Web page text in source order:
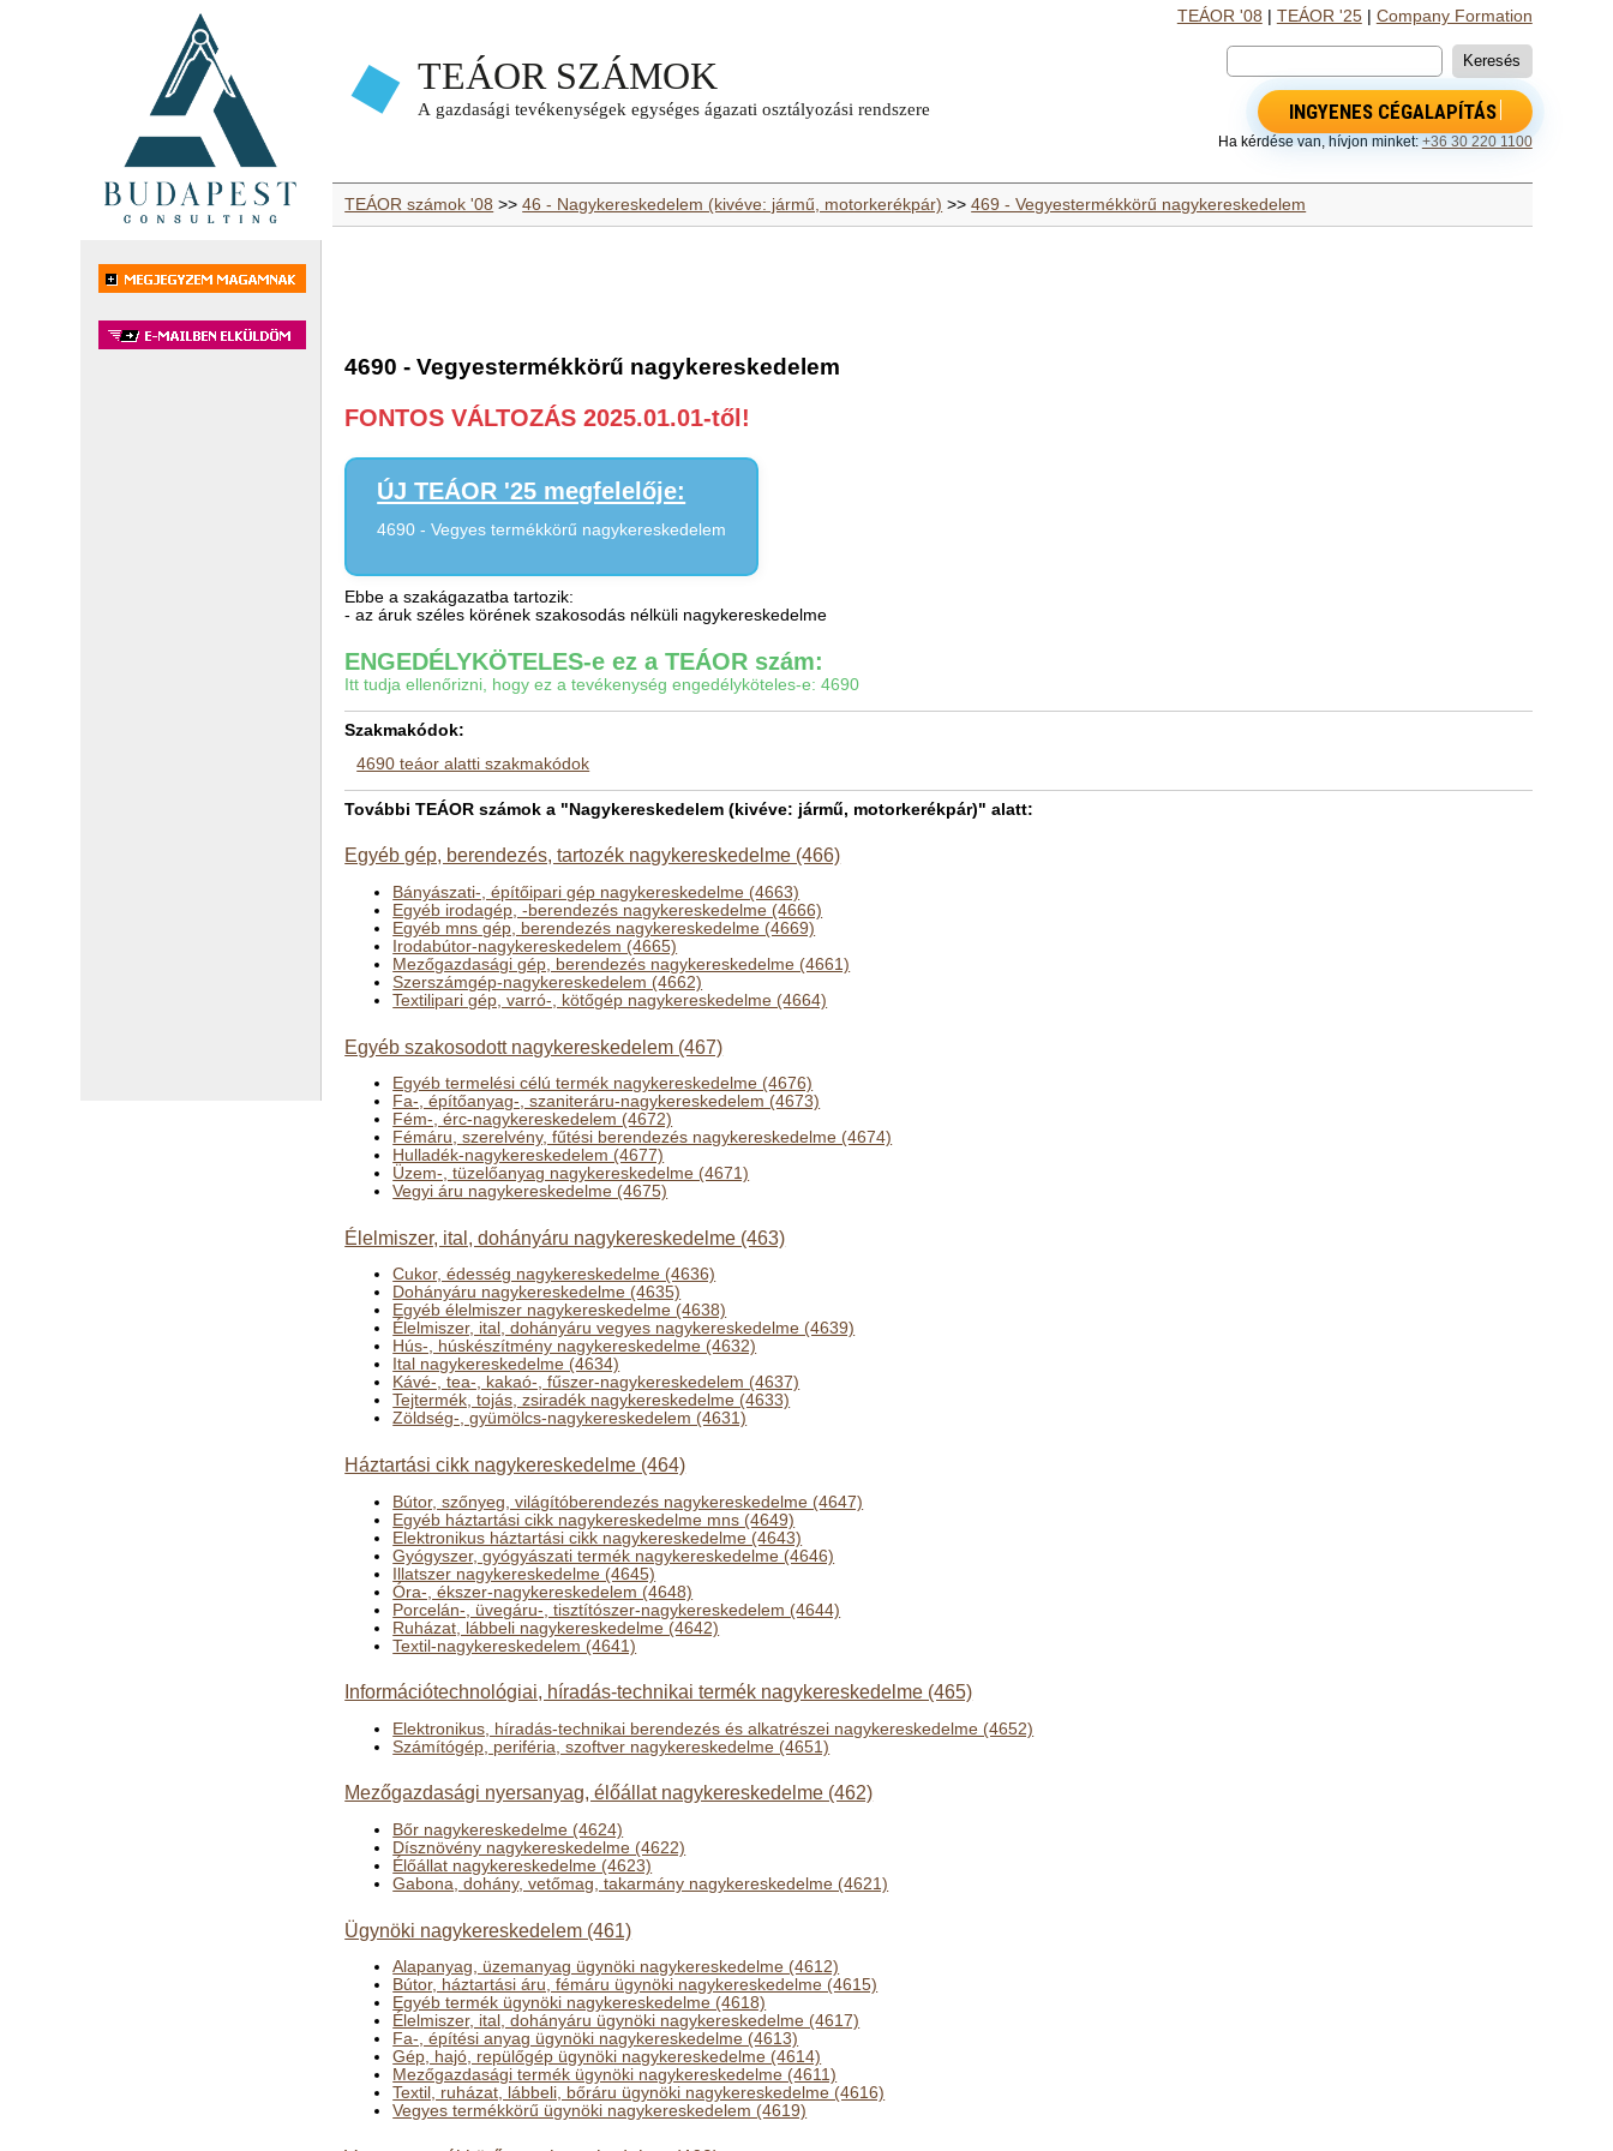
TEÁOR '08 TEÁOR '25| Company Formation
INGYENES CÉGALAPÍTÁS
Ha kérdése van, hívjon minket: +36 30 220 1100
TEÁOR számok '08 >>46 - Nagykereskedelem (kivéve: jármű, motorkerékpár) >>469 - Vegyestermékkörű nagykereskedelem
4690 - Vegyestermékkörű nagykereskedelem
FONTOS VÁLTOZÁS 2025.01.01-től!
ÚJ TEÁOR '25 megfelelője:
4690 - Vegyes termékkörű nagykereskedelem
Ebbe a szakágazatba tartozik:
- az áruk széles körének szakosodás nélküli nagykereskedelme
ENGEDÉLYKÖTELES-e ez a TEÁOR szám:
Itt tudja ellenőrizni, hogy ez a tevékenység engedélyköteles-e: 4690
Szakmakódok:
4690 teáor alatti szakmakódok
További TEÁOR számok a "Nagykereskedelem (kivéve: jármű, motorkerékpár)" alatt:
Egyéb gép, berendezés, tartozék nagykereskedelme (466)
Bányászati-, építőipari gép nagykereskedelme (4663)
Egyéb irodagép, -berendezés nagykereskedelme (4666)
Egyéb mns gép, berendezés nagykereskedelme (4669)
Irodabútor-nagykereskedelem (4665)
Mezőgazdasági gép, berendezés nagykereskedelme (4661)
Szerszámgép-nagykereskedelem (4662)
Textilipari gép, varró-, kötőgép nagykereskedelme (4664)
Egyéb szakosodott nagykereskedelem (467)
Egyéb termelési célú termék nagykereskedelme (4676)
Fa-, építőanyag-, szaniteráru-nagykereskedelem (4673)
Fém-, érc-nagykereskedelem (4672)
Fémáru, szerelvény, fűtési berendezés nagykereskedelme (4674)
Hulladék-nagykereskedelem (4677)
Üzem-, tüzelőanyag nagykereskedelme (4671)
Vegyi áru nagykereskedelme (4675)
Élelmiszer, ital, dohányáru nagykereskedelme (463)
Cukor, édesség nagykereskedelme (4636)
Dohányáru nagykereskedelme (4635)
Egyéb élelmiszer nagykereskedelme (4638)
Élelmiszer, ital, dohányáru vegyes nagykereskedelme (4639)
Hús-, húskészítmény nagykereskedelme (4632)
Ital nagykereskedelme (4634)
Kávé-, tea-, kakaó-, fűszer-nagykereskedelem (4637)
Tejtermék, tojás, zsiradék nagykereskedelme (4633)
Zöldség-, gyümölcs-nagykereskedelem (4631)
Háztartási cikk nagykereskedelme (464)
Bútor, szőnyeg, világítóberendezés nagykereskedelme (4647)
Egyéb háztartási cikk nagykereskedelme mns (4649)
Elektronikus háztartási cikk nagykereskedelme (4643)
Gyógyszer, gyógyászati termék nagykereskedelme (4646)
Illatszer nagykereskedelme (4645)
Óra-, ékszer-nagykereskedelem (4648)
Porcelán-, üvegáru-, tisztítószer-nagykereskedelem (4644)
Ruházat, lábbeli nagykereskedelme (4642)
Textil-nagykereskedelem (4641)
Információtechnológiai, híradás-technikai termék nagykereskedelme (465)
Elektronikus, híradás-technikai berendezés és alkatrészei nagykereskedelme (4652)
Számítógép, periféria, szoftver nagykereskedelme (4651)
Mezőgazdasági nyersanyag, élőállat nagykereskedelme (462)
Bőr nagykereskedelme (4624)
Dísznövény nagykereskedelme (4622)
Élőállat nagykereskedelme (4623)
Gabona, dohány, vetőmag, takarmány nagykereskedelme (4621)
Ügynöki nagykereskedelem (461)
Alapanyag, üzemanyag ügynöki nagykereskedelme (4612)
Bútor, háztartási áru, fémáru ügynöki nagykereskedelme (4615)
Egyéb termék ügynöki nagykereskedelme (4618)
Élelmiszer, ital, dohányáru ügynöki nagykereskedelme (4617)
Fa-, építési anyag ügynöki nagykereskedelme (4613)
Gép, hajó, repülőgép ügynöki nagykereskedelme (4614)
Mezőgazdasági termék ügynöki nagykereskedelme (4611)
Textil, ruházat, lábbeli, bőráru ügynöki nagykereskedelme (4616)
Vegyes termékkörű ügynöki nagykereskedelem (4619)